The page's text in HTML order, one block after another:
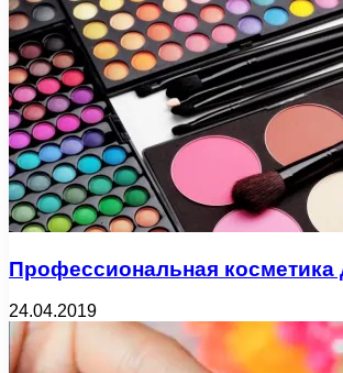
Профессиональная косметика
24.04.2019